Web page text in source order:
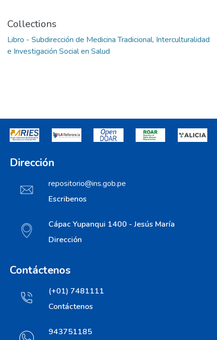
Collections
Libro - Subdirección de Medicina Tradicional, Interculturalidad
e Investigación Social en Salud
Dirección
repositorio@ins.gob.pe
Escribenos
Cápac Yupanqui 1400 - Jesús María
Dirección
Contáctenos
(+01) 7481111
Contáctenos
943751185